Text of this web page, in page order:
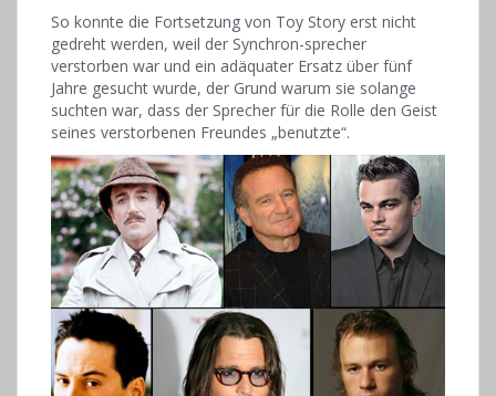
So konnte die Fortsetzung von Toy Story erst nicht
gedreht werden, weil der Synchron-sprecher
verstorben war und ein adäquater Ersatz über fünf
Jahre gesucht wurde, der Grund warum sie solange
suchten war, dass der Sprecher für die Rolle den Geist
seines verstorbenen Freundes „benutzte“.